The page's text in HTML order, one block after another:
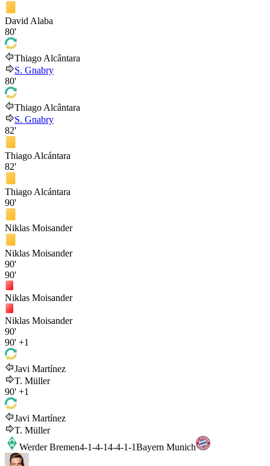
David Alaba
80'
Thiago Alcântara
S. Gnabry
80'
Thiago Alcântara
S. Gnabry
82'
Thiago Alcántara
82'
Thiago Alcántara
90'
Niklas Moisander
Niklas Moisander
90'
90'
Niklas Moisander
Niklas Moisander
90'
90' +1
Javi Martínez
T. Müller
90' +1
Javi Martínez
T. Müller
Werder Bremen4-1-4-14-4-1-1Bayern Munich